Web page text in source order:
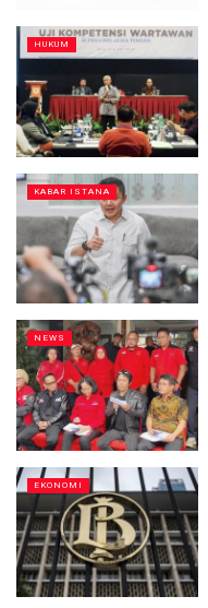
HUKUM
KABAR ISTANA
NEWS
EKONOMI